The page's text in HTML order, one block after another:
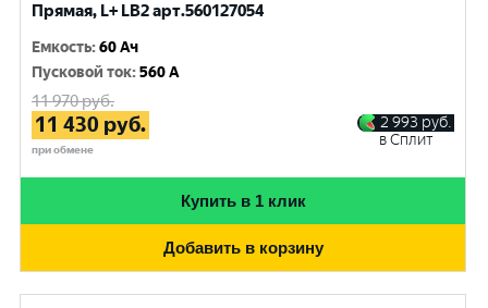
Прямая, L+ LB2 арт.560127054
Емкость:60 Ач
Пусковой ток:560 A
11 970руб.
11 430 руб.
при обмене
2 993 руб.
в Сплит
Купить в 1 клик
Добавить в корзину